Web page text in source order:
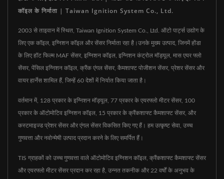
कॉइल के निर्माता | Taiwan Ignition System Co., Ltd.
2003 से ताइवान में स्थित, Taiwan Ignition System Co., Ltd. ऑटो पार्ट्स उद्योग के
लिए एक कॉइल, इग्निशन कॉइल और सेंसर निर्माता रहा है।उनके मुख्य उत्पाद, जिनमें होंडा
के लिए हॉट फिल्म MAF सेंसर, इग्निशन कॉइल, इग्निशन कंट्रोल मॉड्यूल, मास एयर फ्लो
सेंसर, पेंसिल इग्निशन कॉइल, क्रैंक एंगल सेंसर, कैमशाफ्ट पोजीशन सेंसर, प्रेशर सेंसर और
वायर हार्नेस शामिल हैं, जिन्हें 60 देशों में निर्यात किया जाता है।
वर्तमान में, 128 प्रकार के इग्निशन मॉड्यूल, 77 प्रकार के एयरफ्लो मीटर सेंसर, 100
प्रकार के ऑटोमोटिव इग्निशन कॉइल, 15 प्रकार के क्रैंकशाफ्ट कैमशाफ्ट सेंसर, और
कस्टमाइज्ड प्रेशर सेंसर और एंगल सेंसर विकसित किए गए हैं। हम उत्कृष्ट सेवा, उच्च
गुणवत्ता और नवोन्मेषी उत्पाद प्रदान करने के लिए समर्पित हैं।
TIS ग्राहकों को उच्च गुणवत्ता वाले ऑटोमोटिव इग्निशन कॉइल, क्रैंकशाफ्ट कैमशाफ्ट सेंसर
और एयरफ्लो मीटर सेंसर प्रदान कर रहा है, उन्नत तकनीक और 22 वर्षों के अनुभव के